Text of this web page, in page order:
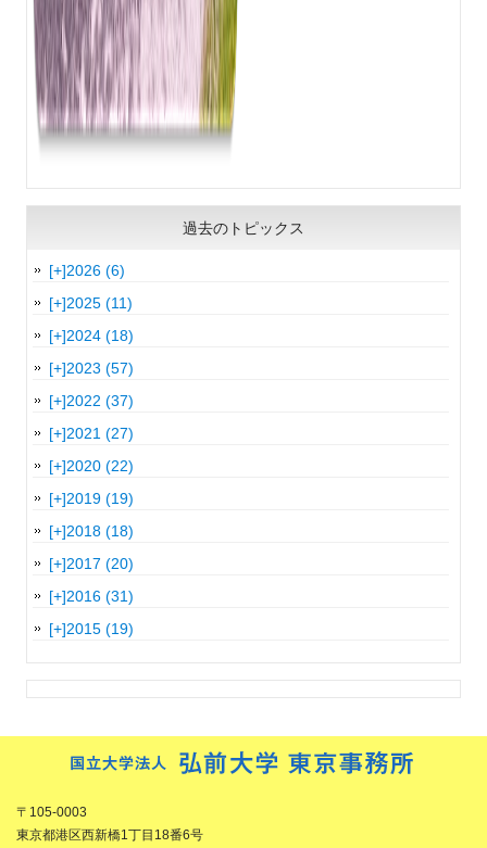
過去のトピックス
[+]2026 (6)
[+]2025 (11)
[+]2024 (18)
[+]2023 (57)
[+]2022 (37)
[+]2021 (27)
[+]2020 (22)
[+]2019 (19)
[+]2018 (18)
[+]2017 (20)
[+]2016 (31)
[+]2015 (19)
〒105-0003
東京都港区西新橋1丁目18番6号